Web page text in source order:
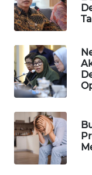
NET
SPORT
WAHANA
UMKM
WAHANA
SELEB